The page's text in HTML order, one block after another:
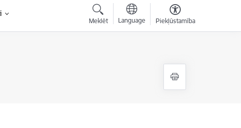
Meklēt Language Piekļūstamība